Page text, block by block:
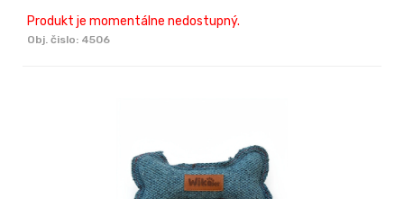
Produkt je momentálne nedostupný.
Obj. čislo: 4506